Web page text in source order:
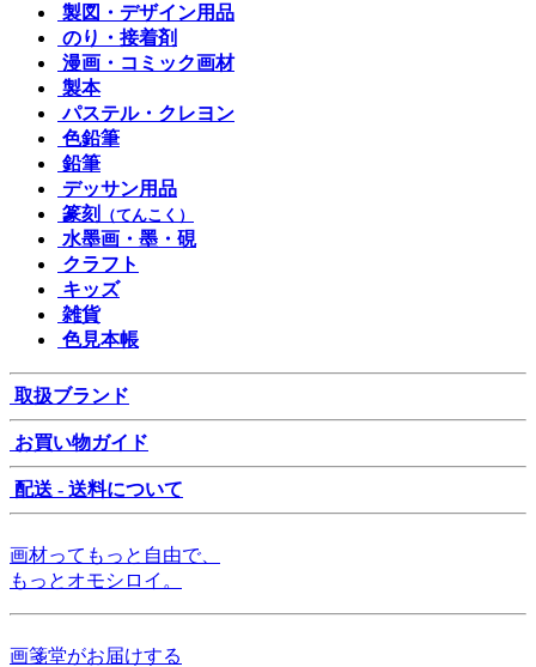
製図・デザイン用品
のり・接着剤
漫画・コミック画材
製本
パステル・クレヨン
色鉛筆
鉛筆
デッサン用品
篆刻
（てんこく）
水墨画・墨・硯
クラフト
キッズ
雑貨
色見本帳
取扱ブランド
お買い物ガイド
配送 - 送料について
画材ってもっと自由で、
もっとオモシロイ。
画箋堂がお届けする